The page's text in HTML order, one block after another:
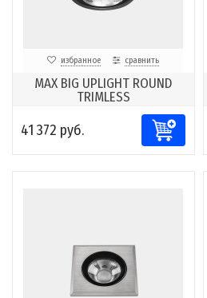
избранное сравнить
MAX BIG UPLIGHT ROUND
TRIMLESS
41 372 руб.